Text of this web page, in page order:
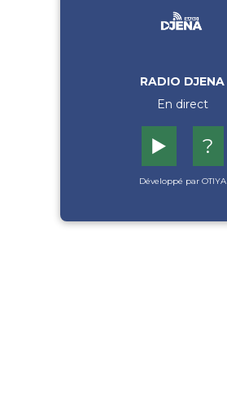
RADIO DJENA
En direct
▶️ ?
Développé par OTIYA